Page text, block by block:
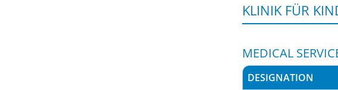
KLINIK FÜR
MEDICAL
DESIGNATION